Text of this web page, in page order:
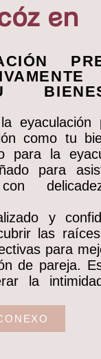
en
eyaculación
como tu
para la
para
y
las
para
de pareja.
la